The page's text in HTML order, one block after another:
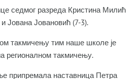
седмог разреда Кристина Милић
Јована Јовановић (7-3).
такмичењу тим наше школе је
регионалном такмичењу.
припремала наставница Петра